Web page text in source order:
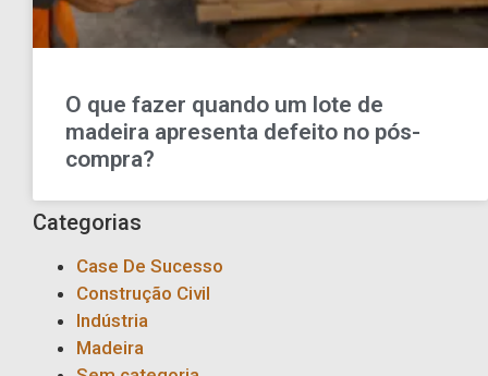
O que fazer quando um lote de
madeira apresenta defeito no pós-
compra?
Categorias
Case De Sucesso
Construção Civil
Indústria
Madeira